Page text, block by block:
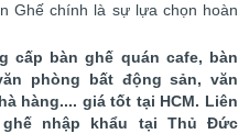
Ghế chính là sự lựa chọn hoàn
cấp bàn ghế quán cafe, bàn
phòng bất động sản, văn
hàng.... giá tốt tại HCM. Liên
nhập khẩu tại Thủ Đức